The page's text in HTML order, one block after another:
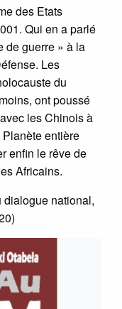
des Etats
Qui en a parlé
de guerre » à la
Les
du
ont poussé
les Chinois à
entière
enfin le rêve de
Africains.
dialogue national,